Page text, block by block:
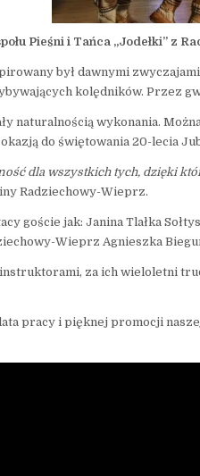
Pieśni i Tańca „Jodełki” z
był dawnymi
kolędników. Przez
naturalnością wykonania.
do świętowania 20-lecia
dla wszystkich tych, dzięki
Radziechowy-Wieprz.
goście jak: Janina Tlałka
Wieprz Agnieszka
za ich wieloletni
pracy i pięknej promocji